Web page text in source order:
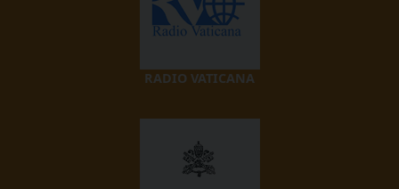
RADIO VATICANA